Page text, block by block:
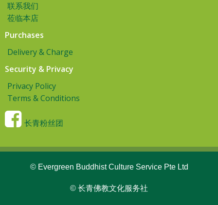
联系我们
莅临本店
Purchases
Delivery & Charge
Security & Privacy
Privacy Policy
Terms & Conditions
长青粉丝团
© Evergreen Buddhist Culture Service Pte Ltd
© 长青佛教文化服务社